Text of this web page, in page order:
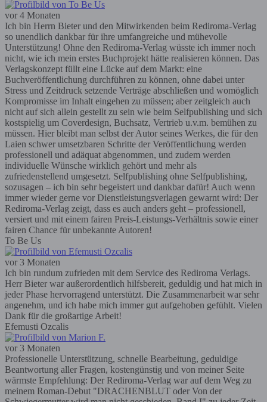
vor 4 Monaten
Ich bin Herrn Bieter und den Mitwirkenden beim Rediroma-Verlag
so unendlich dankbar für ihre umfangreiche und mühevolle
Unterstützung! Ohne den Rediroma-Verlag wüsste ich immer noch
nicht, wie ich mein erstes Buchprojekt hätte realisieren können. Das
Verlagskonzept füllt eine Lücke auf dem Markt: eine
Buchveröffentlichung durchführen zu können, ohne dabei unter
Stress und Zeitdruck setzende Verträge abschließen und womöglich
Kompromisse im Inhalt eingehen zu müssen; aber zeitgleich auch
nicht auf sich allein gestellt zu sein wie beim Selfpublishing und sich
kostspielig um Coverdesign, Buchsatz, Vertrieb u.v.m. bemühen zu
müssen. Hier bleibt man selbst der Autor seines Werkes, die für den
Laien schwer umsetzbaren Schritte der Veröffentlichung werden
professionell und adäquat abgenommen, und zudem werden
individuelle Wünsche wirklich gehört und mehr als
zufriedenstellend umgesetzt. Selfpublishing ohne Selfpublishing,
sozusagen – ich bin sehr begeistert und dankbar dafür! Auch wenn
immer wieder gerne vor Dienstleistungsverlagen gewarnt wird: Der
Rediroma-Verlag zeigt, dass es auch anders geht – professionell,
versiert und mit einem fairen Preis-Leistungs-Verhältnis sowie einer
fairen Chance für unbekannte Autoren!
To Be Us
vor 3 Monaten
Ich bin rundum zufrieden mit dem Service des Rediroma Verlags.
Herr Bieter war außerordentlich hilfsbereit, geduldig und hat mich in
jeder Phase hervorragend unterstützt. Die Zusammenarbeit war sehr
angenehm, und ich habe mich immer gut aufgehoben gefühlt. Vielen
Dank für die großartige Arbeit!
Efemusti Ozcalis
vor 3 Monaten
Professionelle Unterstützung, schnelle Bearbeitung, geduldige
Beantwortung aller Fragen, kostengünstig und von meiner Seite
wärmste Empfehlung: Der Rediroma-Verlag war auf dem Weg zu
meinem Roman-Debut "DRACHENBLUT oder Von der